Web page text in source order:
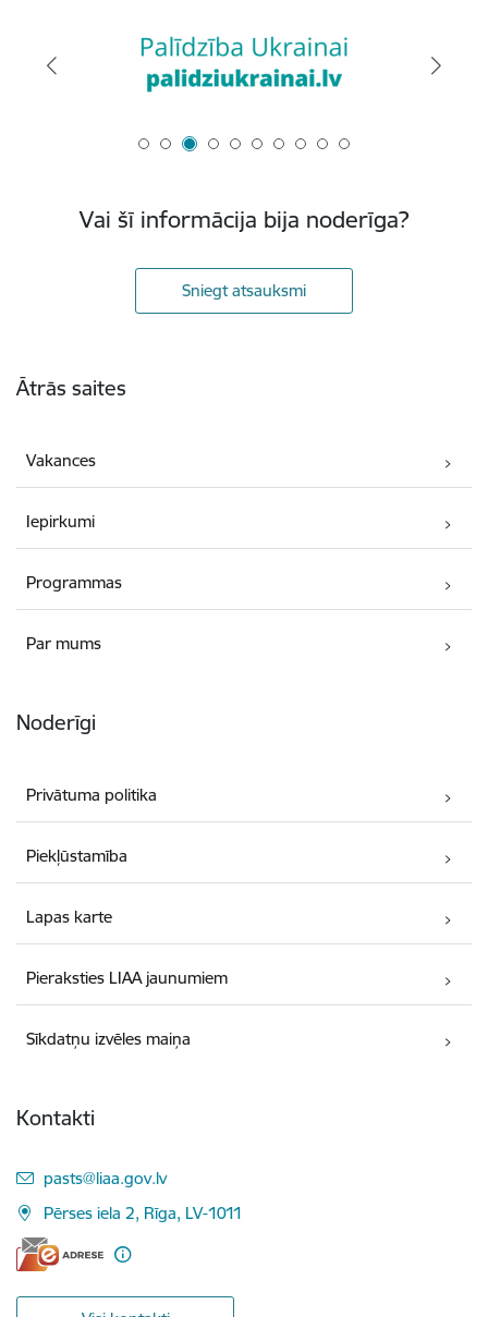
Vai šī informācija bija noderīga?
Sniegt atsauksmi
Ātrās saites
Vakances
Iepirkumi
Programmas
Par mums
Noderīgi
Privātuma politika
Piekļūstamība
Lapas karte
Pieraksties LIAA jaunumiem
Sīkdatņu izvēles maiņa
Kontakti
E-pasts:
pasts@liaa.gov.lv
Pērses iela 2, Rīga, LV-1011